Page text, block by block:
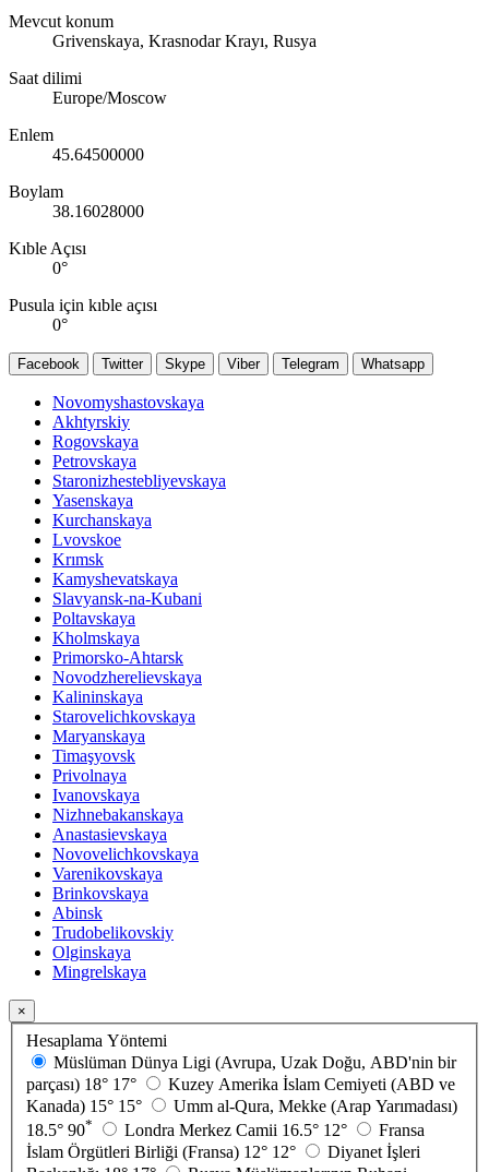
Mevcut konum
Grivenskaya, Krasnodar Krayı, Rusya
Saat dilimi
Europe/Moscow
Enlem
45.64500000
Boylam
38.16028000
Kıble Açısı
0°
Pusula için kıble açısı
0°
Facebook Twitter Skype Viber Telegram Whatsapp
Novomyshastovskaya
Akhtyrskiy
Rogovskaya
Petrovskaya
Staronizhestebliyevskaya
Yasenskaya
Kurchanskaya
Lvovskoe
Krımsk
Kamyshevatskaya
Slavyansk-na-Kubani
Poltavskaya
Kholmskaya
Primorsko-Ahtarsk
Novodzherelievskaya
Kalininskaya
Starovelichkovskaya
Maryanskaya
Timaşyovsk
Privolnaya
Ivanovskaya
Nizhnebakanskaya
Anastasievskaya
Novovelichkovskaya
Varenikovskaya
Brinkovskaya
Abinsk
Trudobelikovskiy
Olginskaya
Mingrelskaya
×
Hesaplama Yöntemi
Müslüman Dünya Ligi (Avrupa, Uzak Doğu, ABD'nin bir
parçası) 18° 17°
Kuzey Amerika İslam Cemiyeti (ABD ve
Kanada) 15° 15°
Umm al-Qura, Mekke (Arap Yarımadası)
18.5° 90* Londra Merkez Camii 16.5° 12°
Fransa
İslam Örgütleri Birliği (Fransa) 12° 12°
Diyanet İşleri